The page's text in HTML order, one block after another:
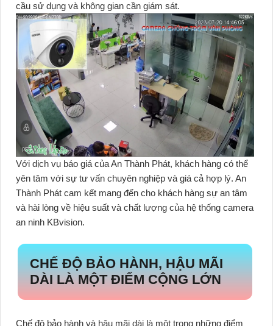
cầu sử dụng và không gian cần giám sát.
Với dịch vụ báo giá của An Thành Phát, khách hàng có thể
yên tâm với sự tư vấn chuyên nghiệp và giá cả hợp lý. An
Thành Phát cam kết mang đến cho khách hàng sự an tâm
và hài lòng về hiệu suất và chất lượng của hệ thống camera
an ninh KBvision.
CHẾ ĐỘ BẢO HÀNH, HẬU MÃI
DÀI LÀ MỘT ĐIỂM CỘNG LỚN
Chế độ bảo hành và hậu mãi dài là một trong những điểm